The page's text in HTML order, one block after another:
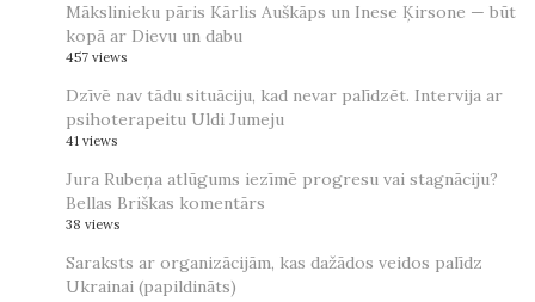
Mākslinieku pāris Kārlis Auškāps un Inese Ķirsone — būt
kopā ar Dievu un dabu
457 views
Dzīvē nav tādu situāciju, kad nevar palīdzēt. Intervija ar
psihoterapeitu Uldi Jumeju
41 views
Jura Rubeņa atlūgums iezīmē progresu vai stagnāciju?
Bellas Briškas komentārs
38 views
Saraksts ar organizācijām, kas dažādos veidos palīdz
Ukrainai (papildināts)